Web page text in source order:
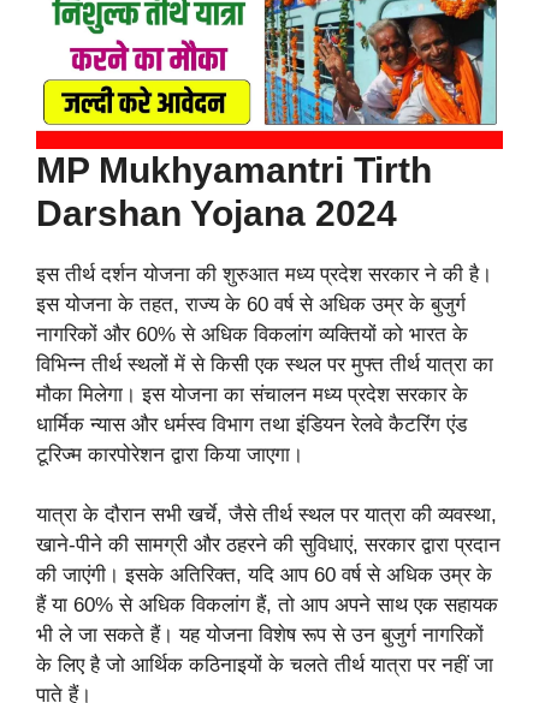
MP Mukhyamantri Tirth
Darshan Yojana 2024
इस तीर्थ दर्शन योजना की शुरुआत मध्य प्रदेश सरकार ने की है।
इस योजना के तहत, राज्य के 60 वर्ष से अधिक उम्र के बुजुर्ग
नागरिकों और 60% से अधिक विकलांग व्यक्तियों को भारत के
विभिन्न तीर्थ स्थलों में से किसी एक स्थल पर मुफ्त तीर्थ यात्रा का
मौका मिलेगा। इस योजना का संचालन मध्य प्रदेश सरकार के
धार्मिक न्यास और धर्मस्व विभाग तथा इंडियन रेलवे कैटरिंग एंड
टूरिज्म कारपोरेशन द्वारा किया जाएगा।
यात्रा के दौरान सभी खर्चे, जैसे तीर्थ स्थल पर यात्रा की व्यवस्था,
खाने-पीने की सामग्री और ठहरने की सुविधाएं, सरकार द्वारा प्रदान
की जाएंगी। इसके अतिरिक्त, यदि आप 60 वर्ष से अधिक उम्र के
हैं या 60% से अधिक विकलांग हैं, तो आप अपने साथ एक सहायक
भी ले जा सकते हैं। यह योजना विशेष रूप से उन बुजुर्ग नागरिकों
के लिए है जो आर्थिक कठिनाइयों के चलते तीर्थ यात्रा पर नहीं जा
पाते हैं।